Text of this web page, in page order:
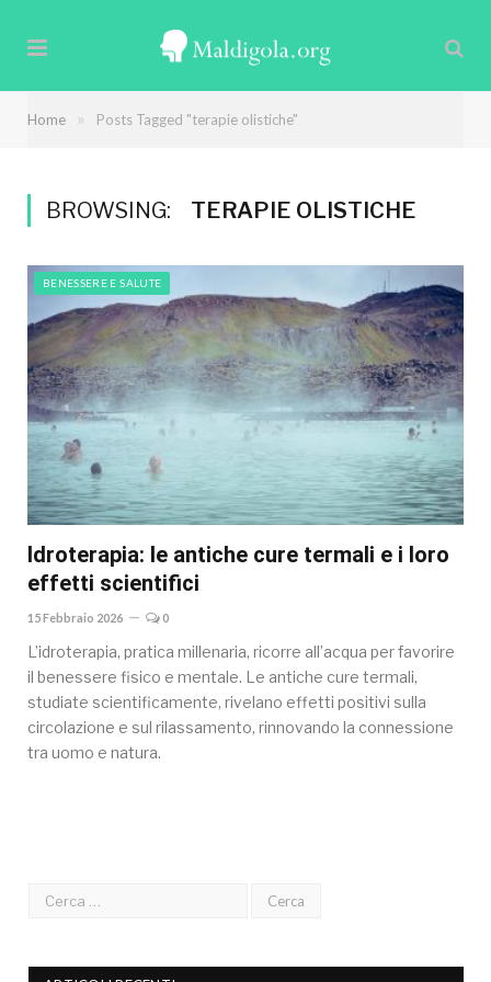
Home » Posts Tagged "terapie olistiche"
BROWSING: TERAPIE OLISTICHE
BENESSERE E SALUTE
Idroterapia: le antiche cure termali e i loro
effetti scientifici
15 Febbraio 2026 0
L’idroterapia, pratica millenaria, ricorre all’acqua per favorire
il benessere fisico e mentale. Le antiche cure termali,
studiate scientificamente, rivelano effetti positivi sulla
circolazione e sul rilassamento, rinnovando la connessione
tra uomo e natura.